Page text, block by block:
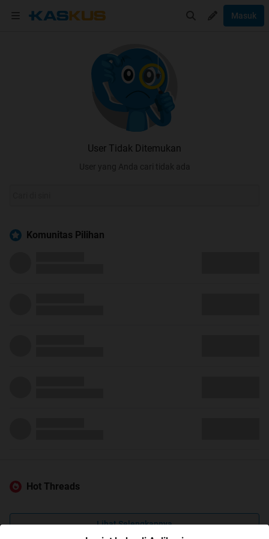
Masuk
User Tidak Ditemukan
User yang Anda cari tidak ada
Komunitas Pilihan
Hot Threads
Lihat Selengkapnya